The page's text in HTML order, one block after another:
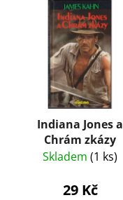
Indiana Jones a
Chrám zkázy
Skladem (1 ks)
29 Kč